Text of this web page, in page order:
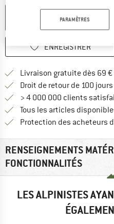
ENREGISTRER
Livraison gratuite dès 69 €
Droit de retour de 100 jours
> 4 000 000 clients
Tous les articles
Protection des acheteurs
RENSEIGNEMENTS
FONCTIONNALITÉS
LES ALPINISTES
PARAMÈTRES